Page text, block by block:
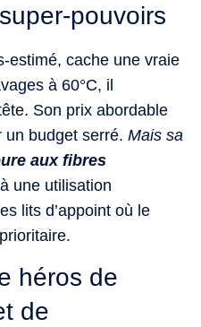
pouvoirs
estimé, cache une vraie
à 60°C, il
Son prix abordable
un budget serré. Mais sa
aux fibres
une utilisation
lits d’appoint où le
héros de
de